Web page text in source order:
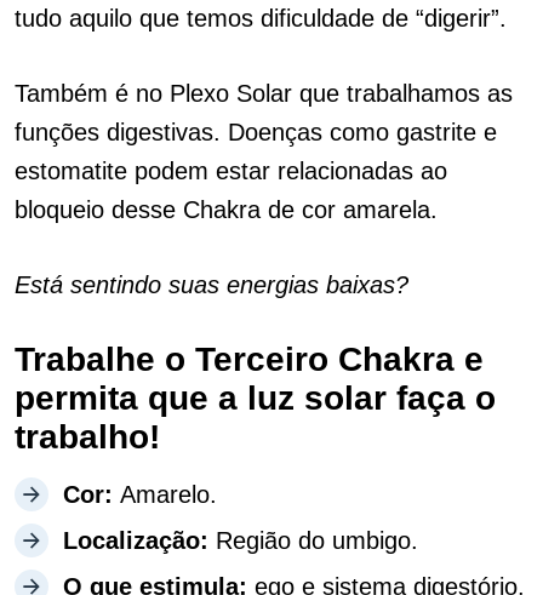
tudo aquilo que temos dificuldade de “digerir”.
Também é no Plexo Solar que trabalhamos as
funções digestivas. Doenças como gastrite e
estomatite podem estar relacionadas ao
bloqueio desse Chakra de cor amarela.
Está sentindo suas energias baixas?
Trabalhe o Terceiro Chakra e
permita que a luz solar faça o
trabalho!
Cor: Amarelo.
Localização: Região do umbigo.
O que estimula: ego e sistema digestório.